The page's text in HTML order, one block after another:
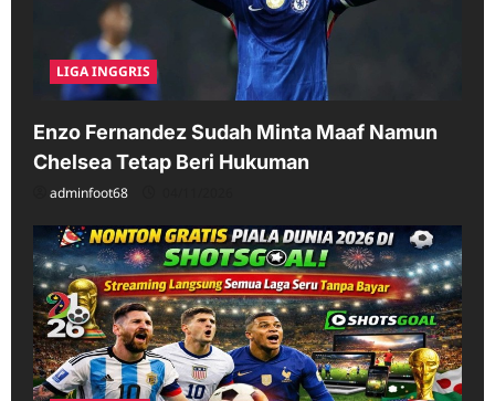
LIGA INGGRIS
Enzo Fernandez Sudah Minta Maaf Namun
Chelsea Tetap Beri Hukuman
adminfoot68